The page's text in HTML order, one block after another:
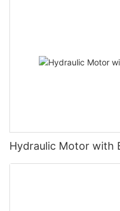
Hydraulic Motor with